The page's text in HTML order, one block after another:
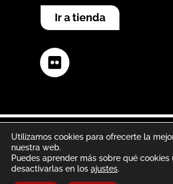
Ir a tienda
Flickr
Aviso legal Política de
Política de cookies
Utilizamos cookies para ofrecerte la
nuestra web.
Puedes aprender más sobre qué cookies
desactivarlas en los ajustes.